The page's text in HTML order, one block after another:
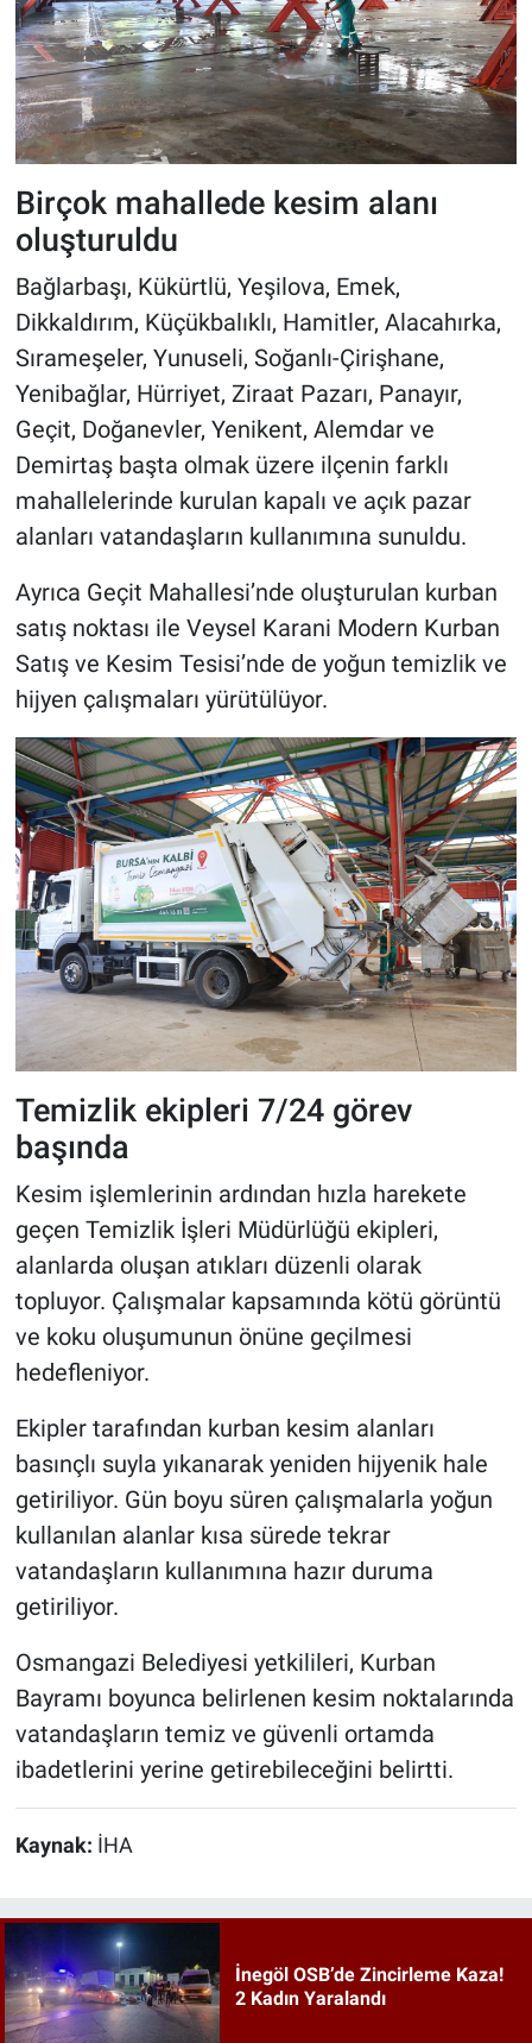
Birçok mahallede kesim alanı
oluşturuldu
Bağlarbaşı, Kükürtlü, Yeşilova, Emek,
Dikkaldırım, Küçükbalıklı, Hamitler, Alacahırka,
Sırameşeler, Yunuseli, Soğanlı-Çirişhane,
Yenibağlar, Hürriyet, Ziraat Pazarı, Panayır,
Geçit, Doğanevler, Yenikent, Alemdar ve
Demirtaş başta olmak üzere ilçenin farklı
mahallelerinde kurulan kapalı ve açık pazar
alanları vatandaşların kullanımına sunuldu.
Ayrıca Geçit Mahallesi’nde oluşturulan kurban
satış noktası ile Veysel Karani Modern Kurban
Satış ve Kesim Tesisi’nde de yoğun temizlik ve
hijyen çalışmaları yürütülüyor.
Temizlik ekipleri 7/24 görev
başında
Kesim işlemlerinin ardından hızla harekete
geçen Temizlik İşleri Müdürlüğü ekipleri,
alanlarda oluşan atıkları düzenli olarak
topluyor. Çalışmalar kapsamında kötü görüntü
ve koku oluşumunun önüne geçilmesi
hedefleniyor.
Ekipler tarafından kurban kesim alanları
basınçlı suyla yıkanarak yeniden hijyenik hale
getiriliyor. Gün boyu süren çalışmalarla yoğun
kullanılan alanlar kısa sürede tekrar
vatandaşların kullanımına hazır duruma
getiriliyor.
Osmangazi Belediyesi yetkilileri, Kurban
Bayramı boyunca belirlenen kesim noktalarında
vatandaşların temiz ve güvenli ortamda
ibadetlerini yerine getirebileceğini belirtti.
Kaynak: İHA
İnegöl OSB’de Zincirleme Kaza!
2 Kadın Yaralandı